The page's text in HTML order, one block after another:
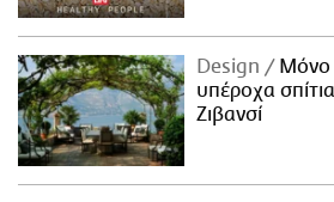
Design
Μόνο
υπέροχα
Ζιβανσί